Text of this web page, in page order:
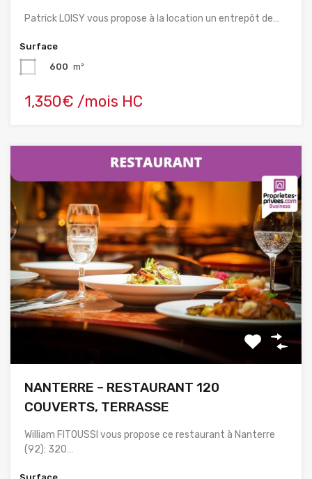
Patrick LOISY vous propose à la location un entrepôt de…
Surface
600 m²
1,350€ /mois HC
NANTERRE – RESTAURANT 120
COUVERTS, TERRASSE
William FITOUSSI vous propose ce restaurant à Nanterre
(92): 320…